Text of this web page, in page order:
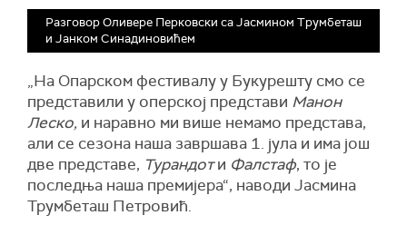
Разговор Оливере Перковски са Јасмином Трумбеташ
и Јанком Синадиновићем
„На Опарском фестивалу у Букурешту смо се
представили у оперској представи Манон
Леско, и наравно ми више немамо представа,
али се сезона наша завршава 1. јула и има још
две представе, Турандоти Фалстаф, то је
последња наша премијера“, наводи Јасмина
Трумбеташ Петровић.